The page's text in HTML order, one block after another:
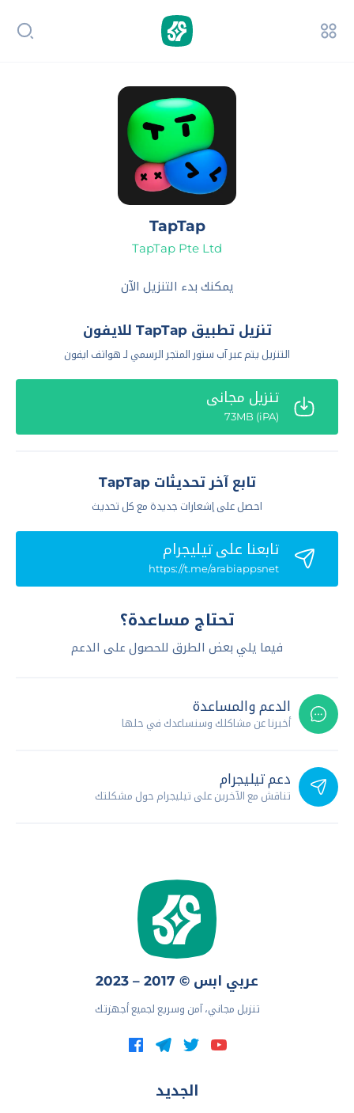
TapTap
TapTap Pte Ltd
يمكنك بدء التنزيل الآن
تنزيل تطبيق TapTap للايفون
التنزيل يتم عبر آب ستور المتجر الرسمي لـ هواتف ايفون
تنزيل مجاني
(iPA) 73MB
تابع آخر تحديثات TapTap
احصل على إشعارات جديدة مع كل تحديث
تابعنا علي تيليجرام
https://t.me/arabiappsnet
تحتاج مساعدة؟
فيما يلي بعض الطرق للحصول على الدعم
الدعم والمساعدة
أخبرنا عن مشاكلك وسنساعدك في حلها
دعم تيليجرام
تناقش مع الآخرين على تيليجرام حول مشكلتك
عربي ابس © 2017 – 2023
تنزيل مجاني، آمن وسريع لجميع أجهزتك
الجديد